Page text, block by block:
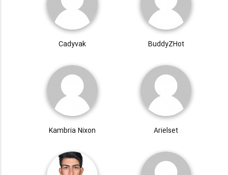
BuddyZHot
Cadyvak
Arielset
Kambria Nixon